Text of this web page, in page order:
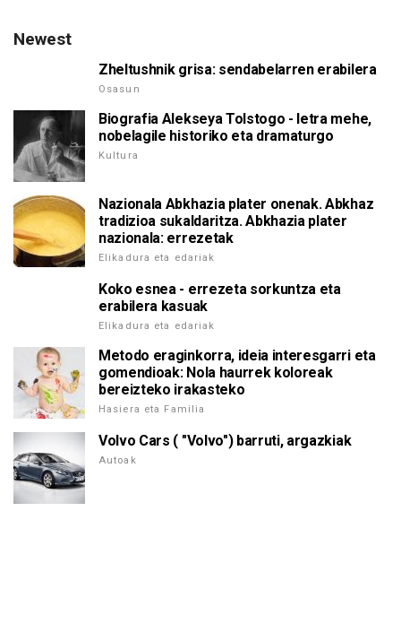
Newest
Zheltushnik grisa: sendabelarren erabilera
Osasun
Biografia Alekseya Tolstogo - letra mehe,
nobelagile historiko eta dramaturgo
Kultura
Nazionala Abkhazia plater onenak. Abkhaz
tradizioa sukaldaritza. Abkhazia plater
nazionala: errezetak
Elikadura eta edariak
Koko esnea - errezeta sorkuntza eta
erabilera kasuak
Elikadura eta edariak
Metodo eraginkorra, ideia interesgarri eta
gomendioak: Nola haurrek koloreak
bereizteko irakasteko
Hasiera eta Familia
Volvo Cars ( "Volvo") barruti, argazkiak
Autoak